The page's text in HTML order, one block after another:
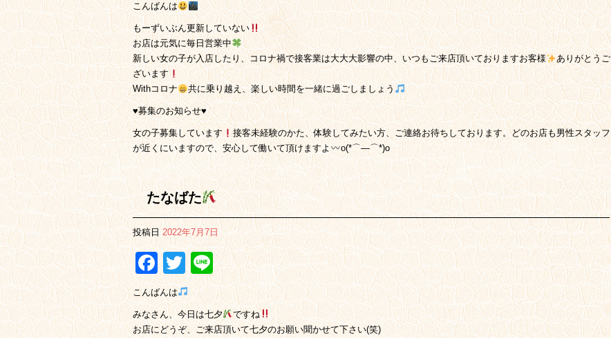
こんばんは
もーずいぶん更新していない
お店は元気に毎日営業中
新しい女の子が入店したり、コロナ禍で接客業は大大大影響の中、いつもご来店頂いておりますお客様
ありがとうご
ざいます
Withコロナ
共に乗り越え、楽しい時間を一緒に過ごしましょう
♥️募集のお知らせ♥️
女の子募集しています
接客未経験のかた、体験してみたい方、ご連絡お待ちしております。どのお店も男性スタッフ
が近くにいますので、安心して働いて頂けますよ
o(*⌒―⌒*)o
たなばた
投稿日 2022年7月7日
Facebook
Twitter
Line
こんばんは
みなさん、今日は七夕
ですね
お店にどうぞ、ご来店頂いて七夕のお願い聞かせて下さい(笑)